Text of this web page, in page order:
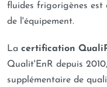
fluides frigorigènes est
de l'équipement.
La certification
Qualit'EnR depuis
supplémentaire de